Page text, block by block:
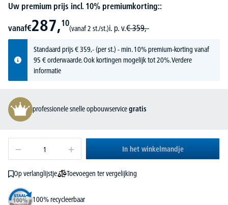
Uw premium prijs incl. 10% premiumkorting::
vanaf€287,10
(vanaf 2 st./st.)i. p. v.€ 359,-
Standaard prijs€359,-(per st.) - min. 10% premium-korting vanaf
95 € orderwaarde. Ook kortingen mogelijk tot 20%.Verdere
informatie
professionele snelle opbouwservicegratis
In het winkelmandje
Op verlanglijstje Toevoegen ter vergelijking
100% recycleerbaar